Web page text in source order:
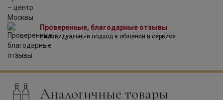
шотландские, виски созревает в дубовых бочках. В
настоящее время все заветы Масатаки Такетсуру
соблюдает его племянник. Линейка выпускаемой
компанией продукции очень широка — есть как
односолодовый, так и купажированный виски. В 2002
году завод в Йоши стал первым японским заводом,
Society).
Проверенные, благодарные отзывы
Индивидуальный подход в общении и сервисе
Аналогичные товары